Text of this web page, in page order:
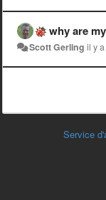
why are my images not being
Scott Gerling il y
Service